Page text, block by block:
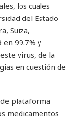
los cuales
del Estado
Suiza,
99.7% y
virus, de la
en cuestión de
plataforma
medicamentos